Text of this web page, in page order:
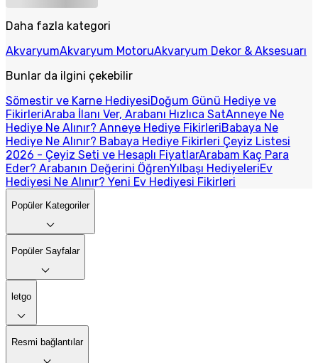
Daha fazla kategori
AkvaryumAkvaryum MotoruAkvaryum Dekor & Aksesuarı
Bunlar da ilgini çekebilir
Sömestir ve Karne HediyesiDoğum Günü Hediye ve
FikirleriAraba İlanı Ver, Arabanı Hızlıca SatAnneye Ne
Hediye Ne Alınır? Anneye Hediye FikirleriBabaya Ne
Hediye Ne Alınır? Babaya Hediye Fikirleri Çeyiz Listesi
2026 - Çeyiz Seti ve Hesaplı FiyatlarArabam Kaç Para
Eder? Arabanın Değerini ÖğrenYılbaşı HediyeleriEv
Hediyesi Ne Alınır? Yeni Ev Hediyesi Fikirleri
Popüler Kategoriler
Popüler Sayfalar
letgo
Resmi bağlantılar